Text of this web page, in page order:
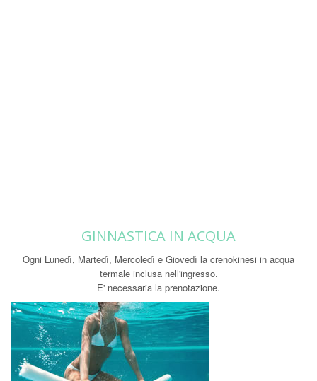
GINNASTICA IN ACQUA
Ogni Lunedì, Martedì, Mercoledì e Giovedì la crenokinesi in acqua
termale inclusa nell'ingresso.
E' necessaria la prenotazione.